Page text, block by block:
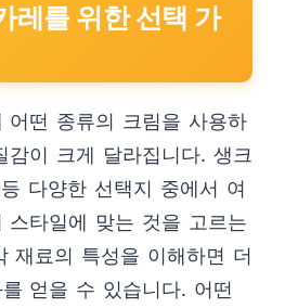
레를 위한 선택 가
어떤 종류의 크림을 사용하
감이 크게 달라집니다. 생크
다양한 선택지 중에서 여
스타일에 맞는 것을 고르는
재료의 특성을 이해하면 더
얻을 수 있습니다. 어떤